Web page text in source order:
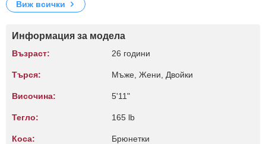
Виж всички
Информация за модела
Възраст: 26 години
Търся: Мъже, Жени, Двойки
Височина: 5'11"
Тегло: 165 lb
Коса: Брюнетки